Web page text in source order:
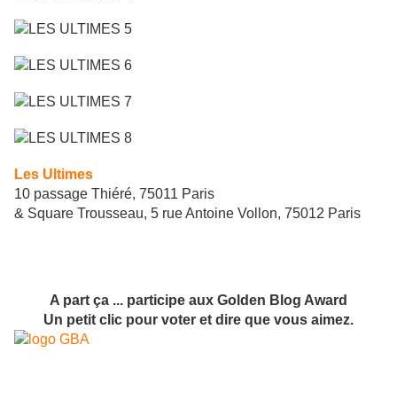
Les Ultimes
10 passage Thiéré, 75011 Paris
& Square Trousseau, 5 rue Antoine Vollon, 75012 Paris
A part ça ... participe aux Golden Blog Award
Un petit clic pour voter et dire que vous aimez.